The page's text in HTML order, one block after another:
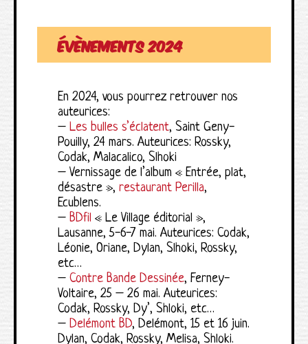
évènements 2024
En 2024, vous pourrez retrouver nos
auteurices:
– Les bulles s’éclatent, Saint Geny-
Pouilly, 24 mars. Auteurices: Rossky,
Codak, Malacalico, Slhoki
– Vernissage de l’album « Entrée, plat,
désastre », restaurant Perilla,
Ecublens.
– BDfil « Le Village éditorial »,
Lausanne, 5-6-7 mai. Auteurices: Codak,
Léonie, Oriane, Dylan, Slhoki, Rossky,
etc…
– Contre Bande Dessinée, Ferney-
Voltaire, 25 – 26 mai. Auteurices:
Codak, Rossky, Dy’, Shloki, etc…
– Delémont BD, Delémont, 15 et 16 juin.
Dylan, Codak, Rossky, Melisa, Shloki.